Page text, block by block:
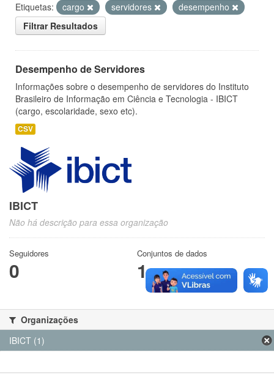
Etiquetas:
cargo servidores
desempenho
Filtrar Resultados
Desempenho de Servidores
Informações sobre o desempenho de servidores do Instituto
Brasileiro de Informação em Ciência e Tecnologia - IBICT
(cargo, escolaridade, sexo etc).
CSV
IBICT
Não há descrição para essa organização
Seguidores
0
Conjuntos de dados
1
Organizações
IBICT (1)